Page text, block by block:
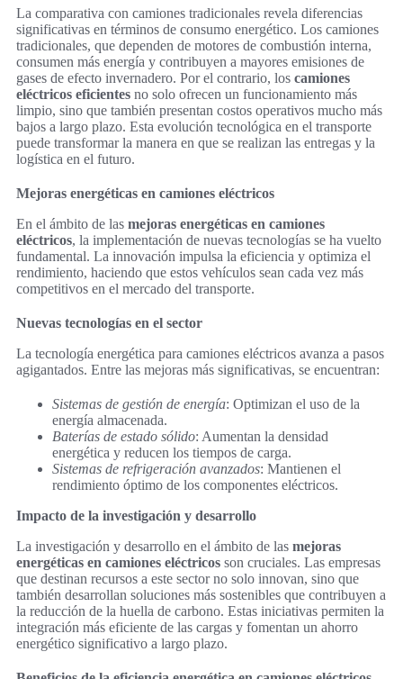
La comparativa con camiones tradicionales revela diferencias
significativas en términos de consumo energético. Los camiones
tradicionales, que dependen de motores de combustión interna,
consumen más energía y contribuyen a mayores emisiones de
gases de efecto invernadero. Por el contrario, los camiones
eléctricos eficientes no solo ofrecen un funcionamiento más
limpio, sino que también presentan costos operativos mucho más
bajos a largo plazo. Esta evolución tecnológica en el transporte
puede transformar la manera en que se realizan las entregas y la
logística en el futuro.
Mejoras energéticas en camiones eléctricos
En el ámbito de las mejoras energéticas en camiones
eléctricos, la implementación de nuevas tecnologías se ha vuelto
fundamental. La innovación impulsa la eficiencia y optimiza el
rendimiento, haciendo que estos vehículos sean cada vez más
competitivos en el mercado del transporte.
Nuevas tecnologías en el sector
La tecnología energética para camiones eléctricos avanza a pasos
agigantados. Entre las mejoras más significativas, se encuentran:
Sistemas de gestión de energía: Optimizan el uso de la
energía almacenada.
Baterías de estado sólido: Aumentan la densidad
energética y reducen los tiempos de carga.
Sistemas de refrigeración avanzados: Mantienen el
rendimiento óptimo de los componentes eléctricos.
Impacto de la investigación y desarrollo
La investigación y desarrollo en el ámbito de las mejoras
energéticas en camiones eléctricos son cruciales. Las empresas
que destinan recursos a este sector no solo innovan, sino que
también desarrollan soluciones más sostenibles que contribuyen a
la reducción de la huella de carbono. Estas iniciativas permiten la
integración más eficiente de las cargas y fomentan un ahorro
energético significativo a largo plazo.